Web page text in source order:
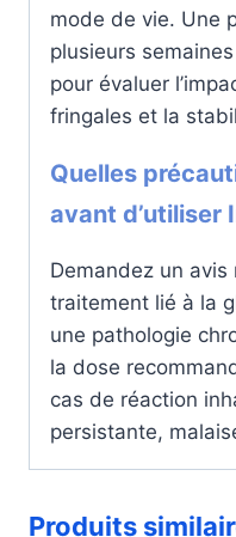
mode de vie. Une
plusieurs
pour évaluer
fringales et la
Quelles
avant d’utiliser
Demandez un
traitement lié à la
une pathologie
la dose
cas de réaction
persistante,
Produits